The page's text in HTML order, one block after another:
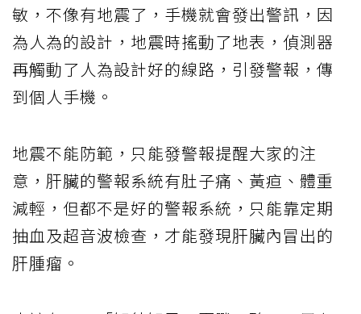
敏，不像有地震了，手機就會發出警訊，因
為人為的設計，地震時搖動了地表，偵測器
再觸動了人為設計好的線路，引發警報，傳
到個人手機。
地震不能防範，只能發警報提醒大家的注
意，肝臟的警報系統有肚子痛、黃疸、體重
減輕，但都不是好的警報系統，只能靠定期
抽血及超音波檢查，才能發現肝臟內冒出的
肝腫瘤。